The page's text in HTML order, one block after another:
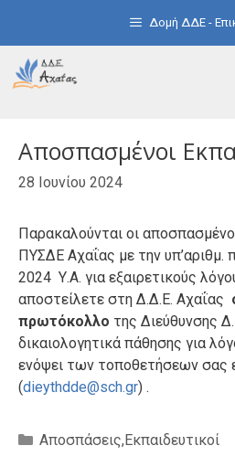
Δομή ΔΔΕ -
Αποσπασμένοι
28 Ιουνίου 2024
Παρακαλούνται οι
ΠΥΣΔΕ Αχαΐας με την
2024 Y.A. για εξαιρετικούς
αποστείλετε στη Δ.Δ.Ε. Αχαΐας
πρωτόκολλο της Διεύθυνσης
δικαιολογητικά πάθησης για
ενόψει των τοποθετήσεων σας
(dieythdde@sch.gr) .
Κατηγορίες
Αποσπάσεις,Εκπαιδευτικοί